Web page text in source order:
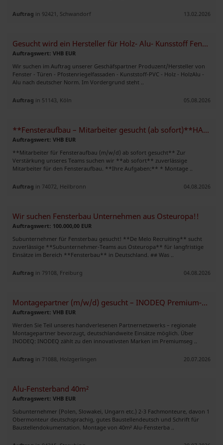
Auftrag in 92421, Schwandorf 13.02.2026
Gesucht wird ein Hersteller für Holz- Alu- Kunsstoff Fenster und Türen
Auftragswert: VHB EUR
Wir suchen im Auftrag unserer Geschäfspartner Produzent/Hersteller von
Fenster - Türen - Pfostenriegelfassaden - Kunststoff-PVC - Holz - HolzAlu -
Alu nach deutscher Norm. Im Vordergrund steht ..
Auftrag in 51143, Köln 05.08.2026
**Fensteraufbau – Mitarbeiter gesucht (ab sofort)**HANNOVER
Auftragswert: VHB EUR
**Mitarbeiter für Fensteraufbau (m/w/d) ab sofort gesucht** Zur
Verstärkung unseres Teams suchen wir **ab sofort** zuverlässige
Mitarbeiter für den Fensteraufbau. **Ihre Aufgaben:** * Montage ..
Auftrag in 74072, Heilbronn 04.08.2026
Wir suchen Fensterbau Unternehmen aus Osteuropa!!
Auftragswert: 100.000,00 EUR
Subunternehmer für Fensterbau gesucht! **De Melo Recruiting** sucht
zuverlässige **Subunternehmer-Teams aus Osteuropa** für langfristige
Einsätze im Bereich **Fensterbau** in Deutschland. ## Was ..
Auftrag in 79108, Freiburg 04.08.2026
Montagepartner (m/w/d) gesucht – INODEQ Premium-Beschattungssysteme
Auftragswert: VHB EUR
Werden Sie Teil unseres handverlesenen Partnernetzwerks – regionale
Montagepartner bevorzugt, deutschlandweite Einsätze möglich. Über
INODEQ: INODEQ zählt zu den innovativsten Marken im Premiumseg ..
Auftrag in 71088, Holzgerlingen 20.07.2026
Alu-Fensterband 40m²
Auftragswert: VHB EUR
Subunternehmer (Polen, Slowakei, Ungarn etc.) 2-3 Fachmonteure, davon 1
Obermonteur deutschsprachig, gutes Baustellendeutsch und Schrift für
Baustellendokumentation. Montage von 40m² Alu-Fensterba ..